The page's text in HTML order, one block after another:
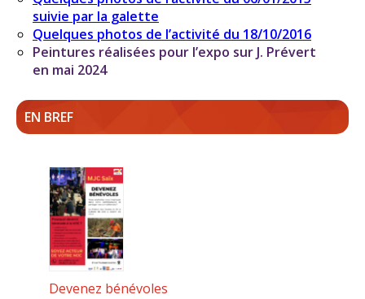
suivie par la galette
Quelques photos de l’activité du 18/10/2016
Peintures réalisées pour l’expo sur J. Prévert
en mai 2024
EN BREF
Devenez bénévoles